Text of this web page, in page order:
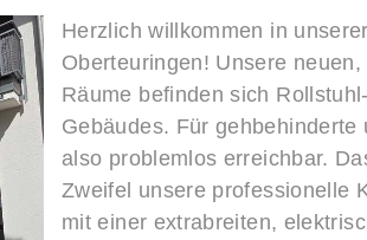
Herzlich willkommen in
Oberteuringen! Unsere
Räume befinden sich
Gebäudes. Für
also problemlos erreichbar.
Zweifel unsere professionelle
mit einer extrabreiten,